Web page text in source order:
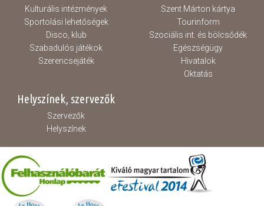
Kulturális intézmények
Sportolási lehetőségek
Disco, klub
Szabadulós játékok
Szerencsejáték
Szent Márton kártya
Tourinform
Szociális int. és bölcsődék
Egészségügy
Hivatalok
Oktatás
Helyszínek, szervezők
Szervezők
Helyszínek